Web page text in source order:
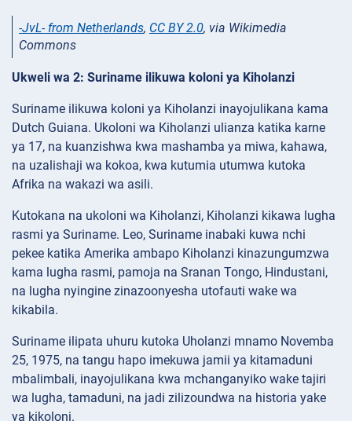
-JvL- from Netherlands, CC BY 2.0, via Wikimedia
Commons
Ukweli wa 2: Suriname ilikuwa koloni ya Kiholanzi
Suriname ilikuwa koloni ya Kiholanzi inayojulikana kama
Dutch Guiana. Ukoloni wa Kiholanzi ulianza katika karne
ya 17, na kuanzishwa kwa mashamba ya miwa, kahawa,
na uzalishaji wa kokoa, kwa kutumia utumwa kutoka
Afrika na wakazi wa asili.
Kutokana na ukoloni wa Kiholanzi, Kiholanzi kikawa lugha
rasmi ya Suriname. Leo, Suriname inabaki kuwa nchi
pekee katika Amerika ambapo Kiholanzi kinazungumzwa
kama lugha rasmi, pamoja na Sranan Tongo, Hindustani,
na lugha nyingine zinazoonyesha utofauti wake wa
kikabila.
Suriname ilipata uhuru kutoka Uholanzi mnamo Novemba
25, 1975, na tangu hapo imekuwa jamii ya kitamaduni
mbalimbali, inayojulikana kwa mchanganyiko wake tajiri
wa lugha, tamaduni, na jadi zilizoundwa na historia yake
ya kikoloni.